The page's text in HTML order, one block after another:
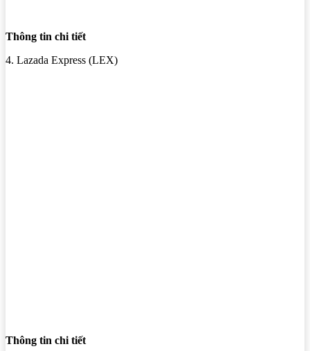
Thông tin chi tiết
4. Lazada Express (LEX)
Thông tin chi tiết